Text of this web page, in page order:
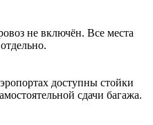
не включён. Все места
доступны стойки
сдачи багажа.